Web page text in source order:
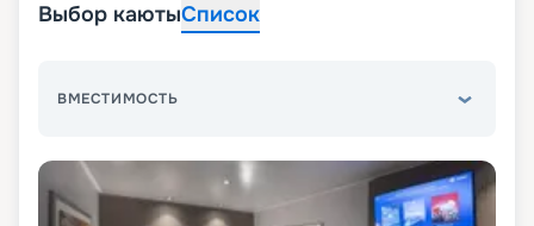
Выбор каютыСписок
ВМЕСТИМОСТЬ